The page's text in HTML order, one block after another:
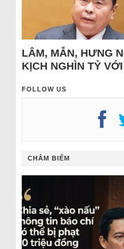
LÂM, MẪN, HƯNG
KỊCH NGHÌN TỶ
FOLLOW US
CHÂM BIẾM